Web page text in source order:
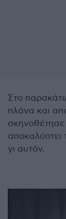
Στο
πλάνα και
αποκαλύπτει
γι αυτόν.